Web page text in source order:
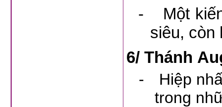
-
Một
siêu, còn
6/ Thánh
-
Hiệp
trong